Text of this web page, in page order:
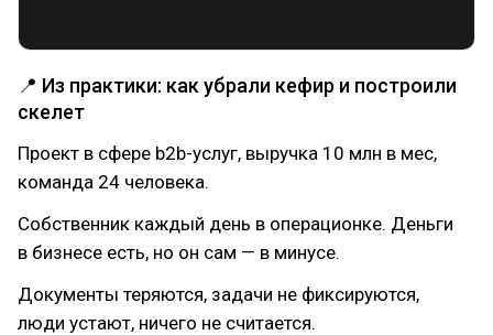
📍 Из практики: как убрали кефир и построили
скелет
Проект в сфере b2b-услуг, выручка 10 млн в мес,
команда 24 человека.
Собственник каждый день в операционке. Деньги
в бизнесе есть, но он сам — в минусе.
Документы теряются, задачи не фиксируются,
люди устают, ничего не считается.